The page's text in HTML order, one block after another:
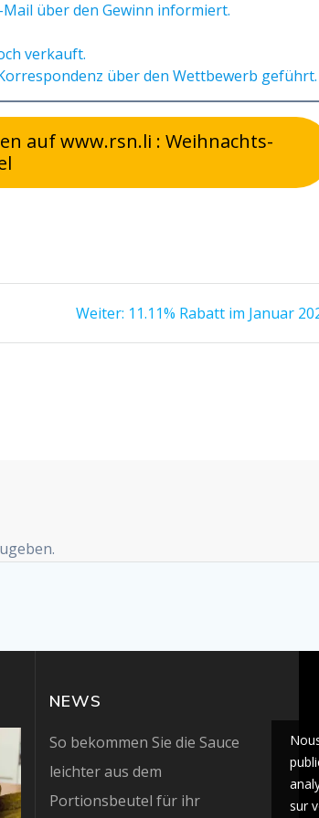
über den Gewinn informiert.
verkauft.
über den Wettbewerb geführt.
auf www.rsn.li : Weihnachts-
Weiter: Nächster
11.11% Rabatt im Januar
NEWS
So bekommen Sie die Sauce
leichter aus dem
Portionsbeutel für ihr
sur